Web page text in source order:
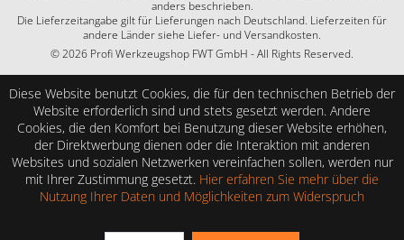
anders beschrieben.
Die Lieferzeitangabe gilt für Lieferungen nach Deutschland. Lieferzeiten für
andere Länder siehe Liefer- und Versandkosten.
© 2026 Profi Werkzeugshop FWT GmbH - All Rights Reserved.
Diese Website benutzt Cookies, die für den technischen Betrieb der
Website erforderlich sind und stets gesetzt werden. Andere
Cookies, die den Komfort bei Benutzung dieser Website erhöhen,
der Direktwerbung dienen oder die Interaktion mit anderen
Websites und sozialen Netzwerken vereinfachen sollen, werden nur
mit Ihrer Zustimmung gesetzt. Hier erfahren Sie mehr über die
Nutzung Ihrer Daten und Möglichkeiten zum Widerspruch
SEHR GUT (4.86 / 5)